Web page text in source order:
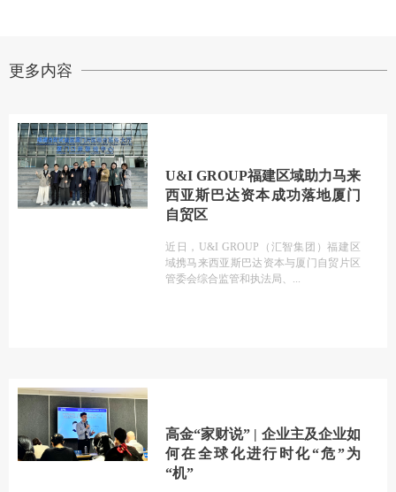
更多内容
U&I GROUP福建区域助力马来
西亚斯巴达资本成功落地厦门
自贸区
近日，U&I GROUP（汇智集团）福建区
域携马来西亚斯巴达资本与厦门自贸片区
管委会综合监管和执法局、
高金“家财说” | 企业主及企业如
何在全球化进行时化“危”为
“机”